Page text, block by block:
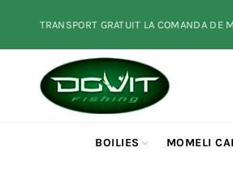
TRANSPORT GRATUIT LA COMANDA
BOILIES MOMELI